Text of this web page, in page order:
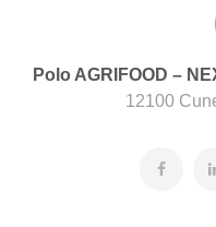
Polo AGRIFOOD –
12100